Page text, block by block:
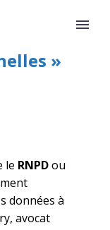
les
»
le RNPDou
données à
avocat